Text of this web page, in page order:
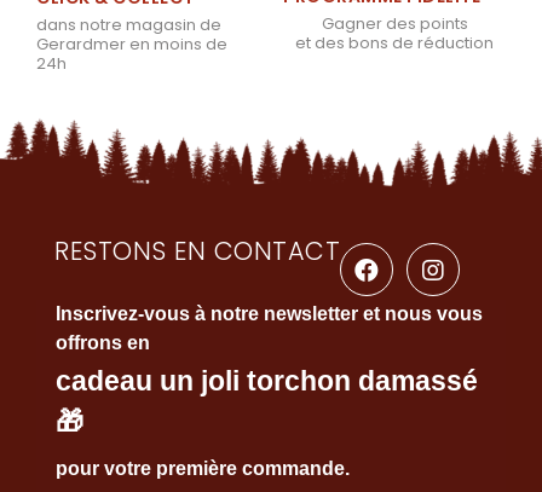
dans notre magasin de
Gerardmer en moins de
24h
Gagner des points
et des bons de réduction
RESTONS EN CONTACT
Inscrivez-vous à notre newsletter et nous vous
offrons en
cadeau un joli torchon damassé
🎁
pour votre première commande.